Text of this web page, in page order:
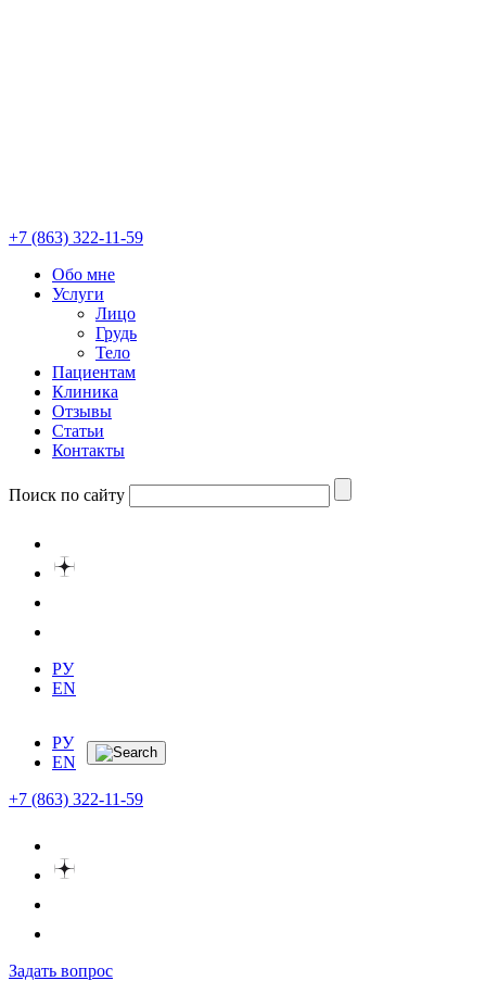
+7 (863) 322-11-59
Обо мне
Услуги
Лицо
Грудь
Тело
Пациентам
Клиника
Отзывы
Статьи
Контакты
Поиск по сайту
РУ
EN
РУ
EN
+7 (863) 322-11-59
Задать вопрос